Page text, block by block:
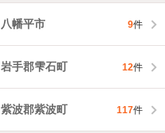
八幡平市 9件
岩手郡雫石町 12件
紫波郡紫波町 117件